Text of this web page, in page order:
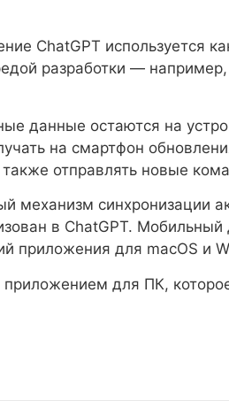
ChatGPT используется
разработки —
данные остаются на
на смартфон
отправлять новые
механизм синхронизации
в ChatGPT. Мобильный
приложения для macOS и
для ПК,